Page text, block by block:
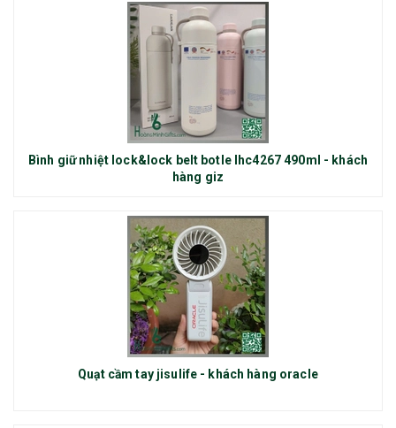
Bình giữ nhiệt lock&lock belt botle lhc4267 490ml - khách
hàng giz
Quạt cầm tay jisulife - khách hàng oracle